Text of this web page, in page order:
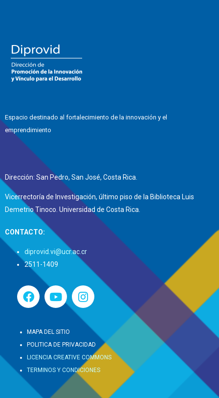
Espacio destinado al fortalecimiento de la innovación y el
emprendimiento
Dirección: San Pedro, San José, Costa Rica.
Vicerrectoría de Investigación, último piso de la Biblioteca Luis
Demetrio Tinoco. Universidad de Costa Rica.
CONTACTO:
diprovid.vi@ucr.ac.cr
2511-1409
MAPA DEL SITIO
POLITICA DE PRIVACIDAD
LICENCIA CREATIVE COMMONS
TERMINOS Y CONDICIONES